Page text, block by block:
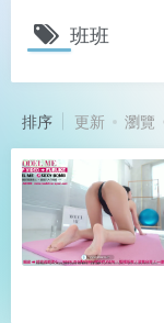
班班
排序 更新 瀏覽